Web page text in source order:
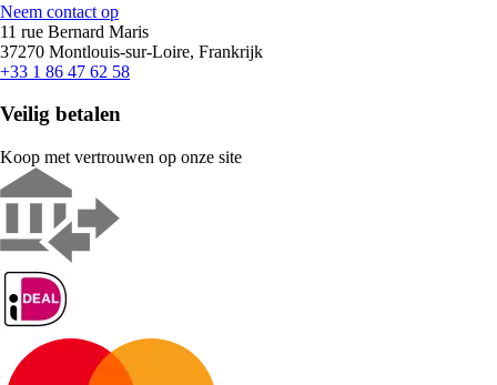
Neem contact op
11 rue Bernard Maris
37270 Montlouis-sur-Loire, Frankrijk
+33 1 86 47 62 58
Veilig betalen
Koop met vertrouwen op onze site